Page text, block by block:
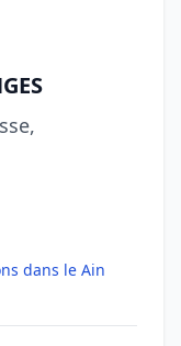
dans le Ain